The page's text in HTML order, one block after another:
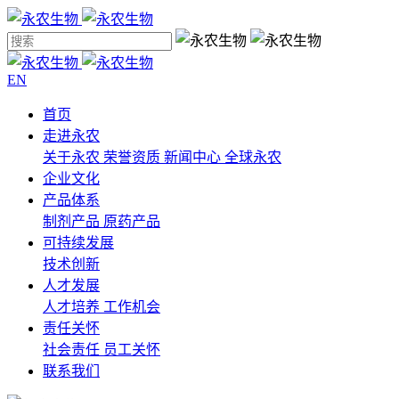
EN
首页
走进永农
关于永农 荣誉资质 新闻中心 全球永农
企业文化
产品体系
制剂产品 原药产品
可持续发展
技术创新
人才发展
人才培养 工作机会
责任关怀
社会责任 员工关怀
联系我们